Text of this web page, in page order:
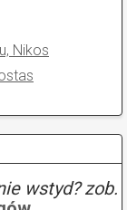
Nikos
wstyd? zob.